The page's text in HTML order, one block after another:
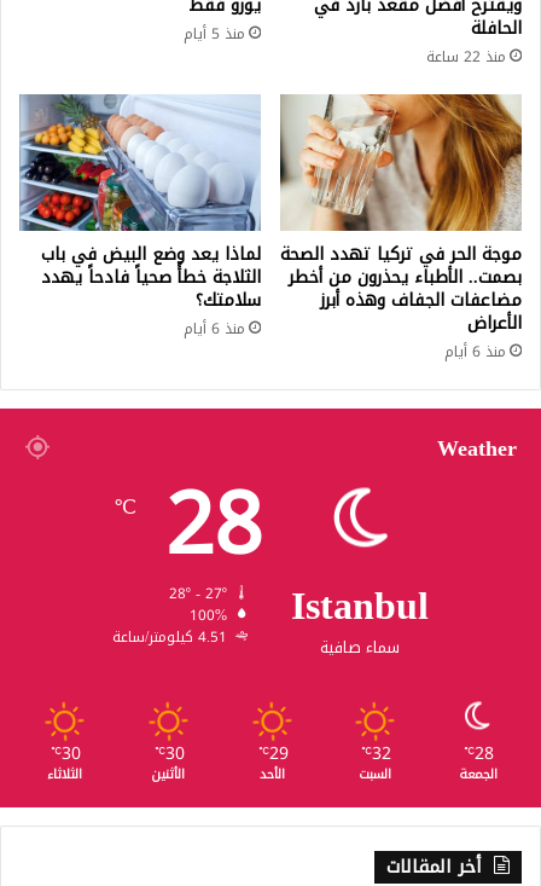
الحافلة
منذ 22 ساعة
منذ 5 أيام
موجة الحر في تركيا تهدد الصحة
بصمت.. الأطباء يحذرون من أخطر
مضاعفات الجفاف وهذه أبرز
الأعراض
منذ 6 أيام
لماذا يعد وضع البيض في باب
الثلاجة خطأً صحياً فادحاً يهدد
سلامتك؟
منذ 6 أيام
Weather
Istanbul
سماء صافية
28
℃
100%
4.51 كيلومتر/ساعة
28
℃
الجمعة
32
℃
السبت
29
℃
الأحد
30
℃
الأثنين
30
℃
الثلاثاء
أخر المقالات